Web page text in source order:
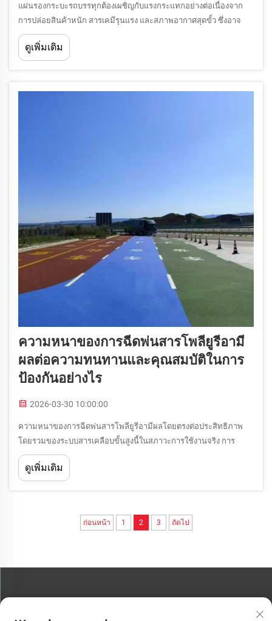
แผ่นรองกระบะรถบรรทุกต้องเผชิญกับแรงกระแทกอย่างต่อเนื่องจาก
การปล่อยสินค้าหนัก สารเคมีรุนแรง และสภาพอากาศสุดขั้ว ซึ่งอาจ
ทำลายความสมบูรณ์เชิงโครงสร้างและฟังก์ชันการทำงานของแผ่นรอง
ได้ คำถามที่ว่า สารเคลือบโพลียูรีอาสามารถปกป้องแผ่นรองกระบะรถ
ดูเพิ่มเติม
ความหนาของการฉีดพ่นสารโพลียูรีอามี
ผลต่อความทนทานและคุณสมบัติในการ
ป้องกันอย่างไร
2026-03-30 10:00:00
ความหนาของการฉีดพ่นสารโพลียูรีอามีผลโดยตรงต่อประสิทธิภาพ
โดยรวมของระบบสารเคลือบขั้นสูงนี้ในสภาวะการใช้งานจริง การ
เข้าใจความสัมพันธ์ระหว่างความหนาของโพลียูรีอาและประสิทธิภาพ
ในการป้องกันจึงเป็นสิ่งสำคัญยิ่งสำหรับวิศวกร...
ดูเพิ่มเติม
ก่อนหน้า 1 2 3 ถัดไป